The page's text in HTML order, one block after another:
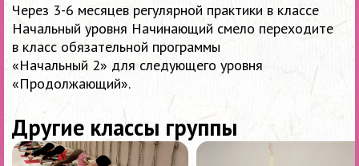
Через 3-6 месяцев регулярной практики в классе
Начальный уровня Начинающий смело переходите
в класс обязательной программы
«Начальный 2» для следующего уровня
«Продолжающий».
Другие классы группы